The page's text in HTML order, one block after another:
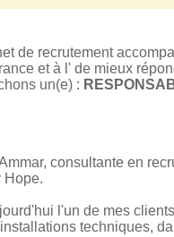
de recrutement
et à l' de mieux
un(e) :
consultante en
Hope.
l'un de mes
techniques,